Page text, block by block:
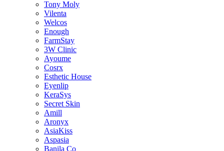
Tony Moly
Vilenta
Welcos
Enough
FarmStay
3W Clinic
Ayoume
Cosrx
Esthetic House
Eyenlip
KeraSys
Secret Skin
Amill
Aronyx
AsiaKiss
Aspasia
Banila Co